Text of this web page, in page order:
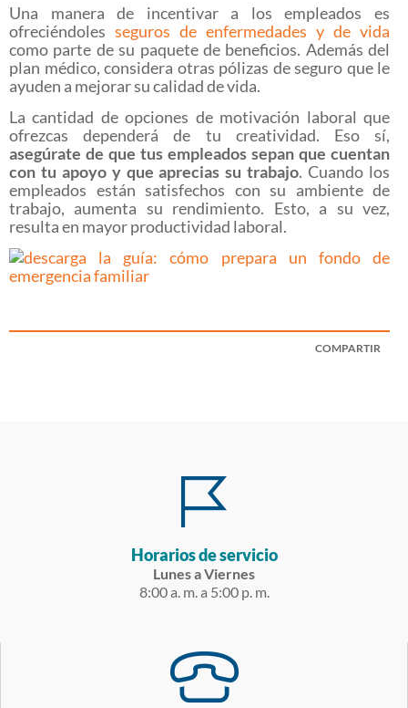
Una manera de incentivar a los empleados es
ofreciéndoles seguros de enfermedades y de vida
como parte de su paquete de beneficios. Además del
plan médico, considera otras pólizas de seguro que le
ayuden a mejorar su calidad de vida.
La cantidad de opciones de motivación laboral que
ofrezcas dependerá de tu creatividad. Eso sí,
asegúrate de que tus empleados sepan que cuentan
con tu apoyo y que aprecias su trabajo. Cuando los
empleados están satisfechos con su ambiente de
trabajo, aumenta su rendimiento. Esto, a su vez,
resulta en mayor productividad laboral.
COMPARTIR
Horarios de servicio
Lunes a Viernes
8:00 a. m. a 5:00 p. m.